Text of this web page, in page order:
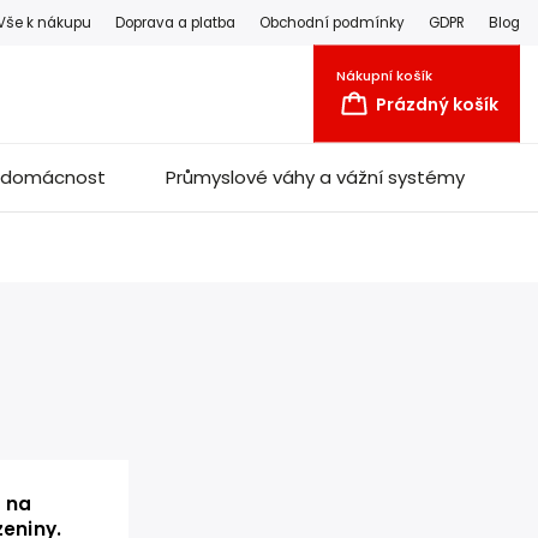
k nákupu Doprava a platba Obchodní podmínky GDPR Blog
Nákupní košík
Prázdný košík
Průmyslové váhy a vážní systémy
na